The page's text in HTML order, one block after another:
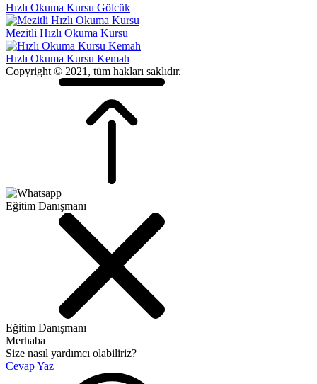
Hızlı Okuma Kursu Gölcük
Mezitli Hızlı Okuma Kursu
Hızlı Okuma Kursu Kemah
Copyright © 2021, tüm hakları saklıdır.
Eğitim Danışmanı
Eğitim Danışmanı
Merhaba
Size nasıl yardımcı olabiliriz?
Cevap Yaz